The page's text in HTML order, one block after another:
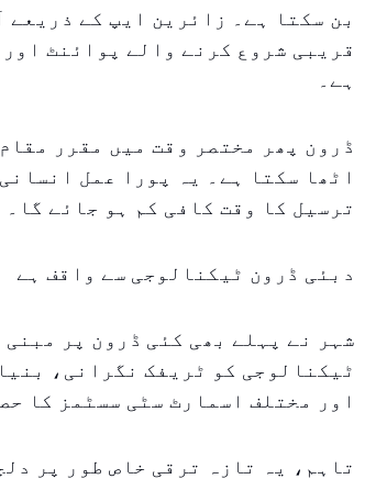
بن سکتا ہے۔ زائرین ایپ کے
قریبی شروع کرنے والے پوائنٹ
ہے۔
ڈرون پھر مختصر وقت میں مقرر
اٹھا سکتا ہے۔ یہ پورا عمل
ترسیل کا وقت کافی کم ہو جائے گا۔
دبئی ڈرون ٹیکنالوجی سے واقف ہے
شہر نے پہلے بھی کئی ڈرون پر
ٹیکنالوجی کو ٹریفک نگرانی،
اور مختلف اسمارٹ سٹی سسٹمز کا
تاہم، یہ تازہ ترقی خاص طور پر